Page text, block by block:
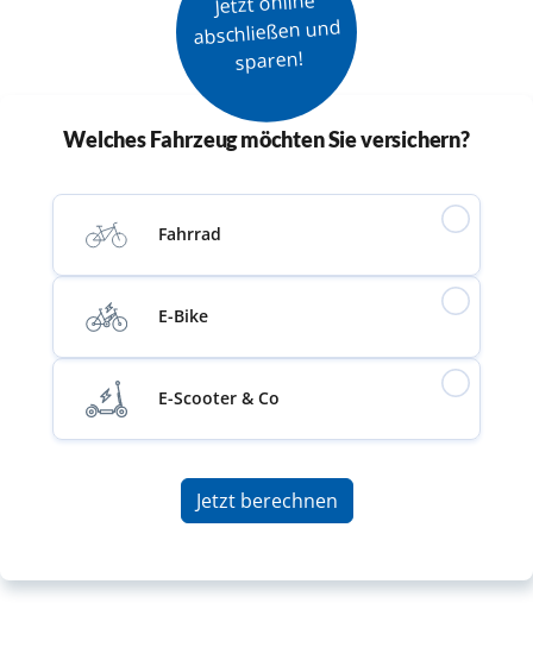
abschließen und
sparen!
Welches Fahrzeug möchten Sie versichern?
Fahrrad
E-Bike
E-Scooter & Co
Jetzt berechnen